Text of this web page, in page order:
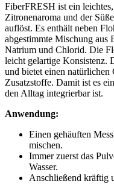
FiberFRESH ist ein
Zitronenaroma und der
auflöst. Es enthält neben
abgestimmte Mischung
Natrium und Chlorid. Die
leicht gelartige Konsistenz.
und bietet einen natürlichen
Zusatzstoffe. Damit ist es
den Alltag integrierbar ist.
Anwendung:
Einen gehäuften
mischen.
Immer zuerst das
Wasser.
Anschließend kräftig